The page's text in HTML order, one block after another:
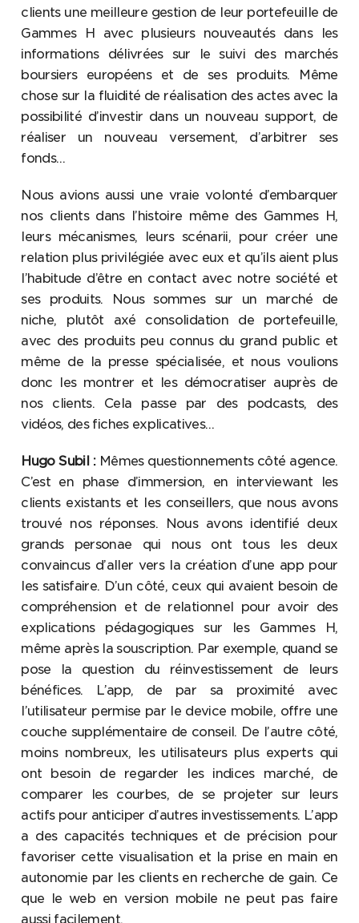
clients une meilleure gestion de leur portefeuille de
Gammes H avec plusieurs nouveautés dans les
informations délivrées sur le suivi des marchés
boursiers européens et de ses produits. Même
chose sur la fluidité de réalisation des actes avec la
possibilité d’investir dans un nouveau support, de
réaliser un nouveau versement, d’arbitrer ses
fonds…
Nous avions aussi une vraie volonté d’embarquer
nos clients dans l’histoire même des Gammes H,
leurs mécanismes, leurs scénarii, pour créer une
relation plus privilégiée avec eux et qu’ils aient plus
l’habitude d’être en contact avec notre société et
ses produits. Nous sommes sur un marché de
niche, plutôt axé consolidation de portefeuille,
avec des produits peu connus du grand public et
même de la presse spécialisée, et nous voulions
donc les montrer et les démocratiser auprès de
nos clients. Cela passe par des podcasts, des
vidéos, des fiches explicatives…
Hugo Subil : Mêmes questionnements côté agence.
C’est en phase d’immersion, en interviewant les
clients existants et les conseillers, que nous avons
trouvé nos réponses. Nous avons identifié deux
grands personae qui nous ont tous les deux
convaincus d’aller vers la création d’une app pour
les satisfaire. D’un côté, ceux qui avaient besoin de
compréhension et de relationnel pour avoir des
explications pédagogiques sur les Gammes H,
même après la souscription. Par exemple, quand se
pose la question du réinvestissement de leurs
bénéfices. L’app, de par sa proximité avec
l’utilisateur permise par le device mobile, offre une
couche supplémentaire de conseil. De l’autre côté,
moins nombreux, les utilisateurs plus experts qui
ont besoin de regarder les indices marché, de
comparer les courbes, de se projeter sur leurs
actifs pour anticiper d’autres investissements. L’app
a des capacités techniques et de précision pour
favoriser cette visualisation et la prise en main en
autonomie par les clients en recherche de gain. Ce
que le web en version mobile ne peut pas faire
aussi facilement.